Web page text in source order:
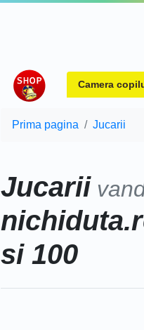
Camera
Prima pagina Jucarii
Jucarii
si 100